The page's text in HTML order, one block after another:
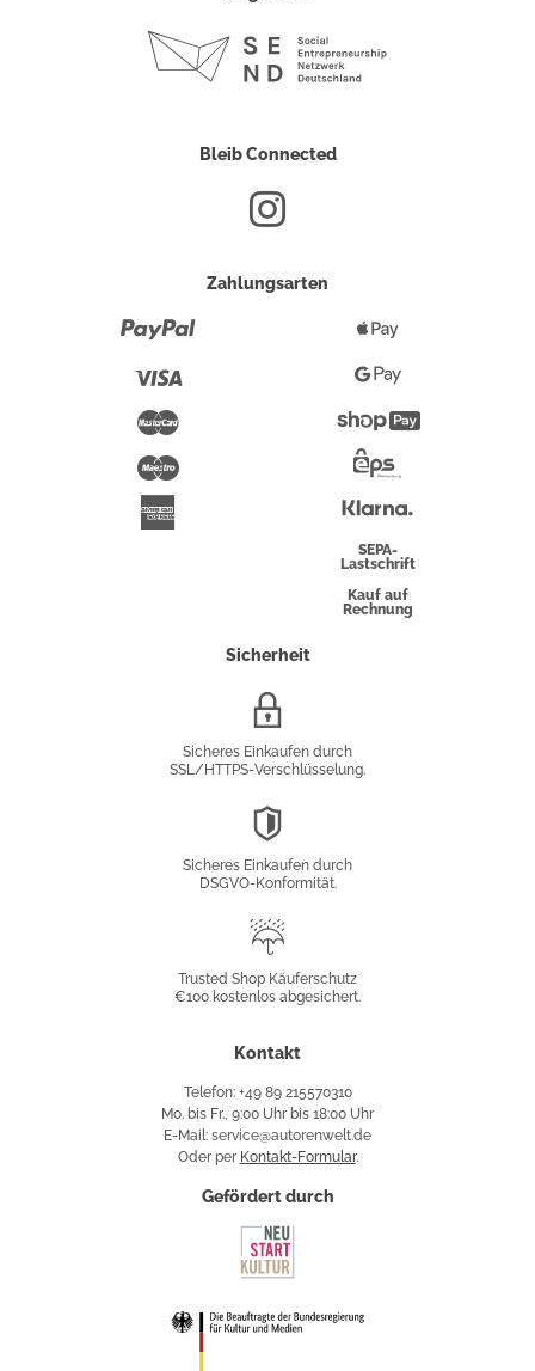
Bleib Connected
Zahlungsarten
Maestro
Pay
Google
PayShopify
Überweisung
SEPA-
Lastschrift
Kauf auf
Rechnung
Sicherheit
Sicheres Einkaufen durch
SSL/HTTPS-Verschlüsselung.
Sicheres Einkaufen durch
DSGVO-Konformität.
Käuferschutz
Trusted Shop Käuferschutz
€100 kostenlos abgesichert.
Kontakt
Telefon: +49 89 215570310
Mo. bis Fr., 9:00 Uhr bis 18:00 Uhr
E-Mail: service@autorenwelt.de
Oder per Kontakt-Formular.
Gefördert durch